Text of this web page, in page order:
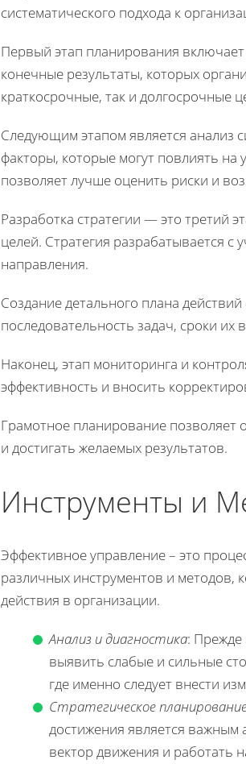
систематического подхода к
Первый этап планирования
конечные результаты, которых
краткосрочные, так и долгосрочные
Следующим этапом является анализ
факторы, которые могут повлиять
позволяет лучше оценить риски и
Разработка стратегии — это третий
целей. Стратегия разрабатывается
направления.
Создание детального плана
последовательность задач, сроки
Наконец, этап мониторинга и
эффективность и вносить
Грамотное планирование позволяет
и достигать желаемых результатов.
Инструменты и
Эффективное управление – это
различных инструментов и методов,
действия в организации.
Анализ и диагностика: Прежде
выявить слабые и сильные
где именно следует внести
Стратегическое
достижения является важным
вектор движения и работать